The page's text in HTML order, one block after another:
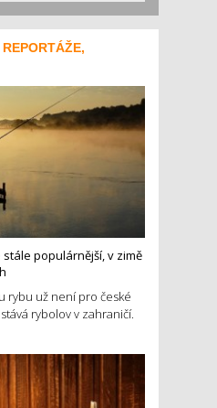
populárnější, v zimě
rybu už není pro české
rybolov v zahraničí.